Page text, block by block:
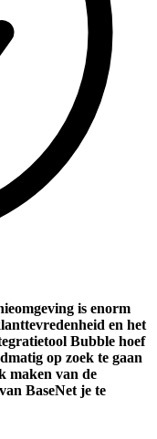
is enorm
en het
Bubble hoef
op zoek te gaan
maken van de
BaseNet je te